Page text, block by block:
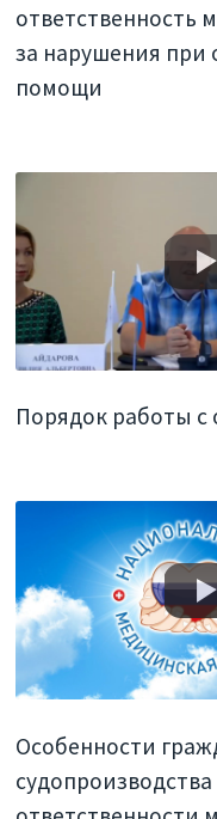
ответственность
за нарушения при
помощи
Порядок работы
Особенности